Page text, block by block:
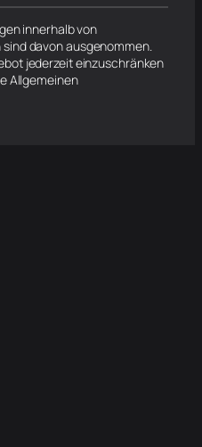
innerhalb von
davon ausgenommen.
jederzeit einzuschränken
Allgemeinen